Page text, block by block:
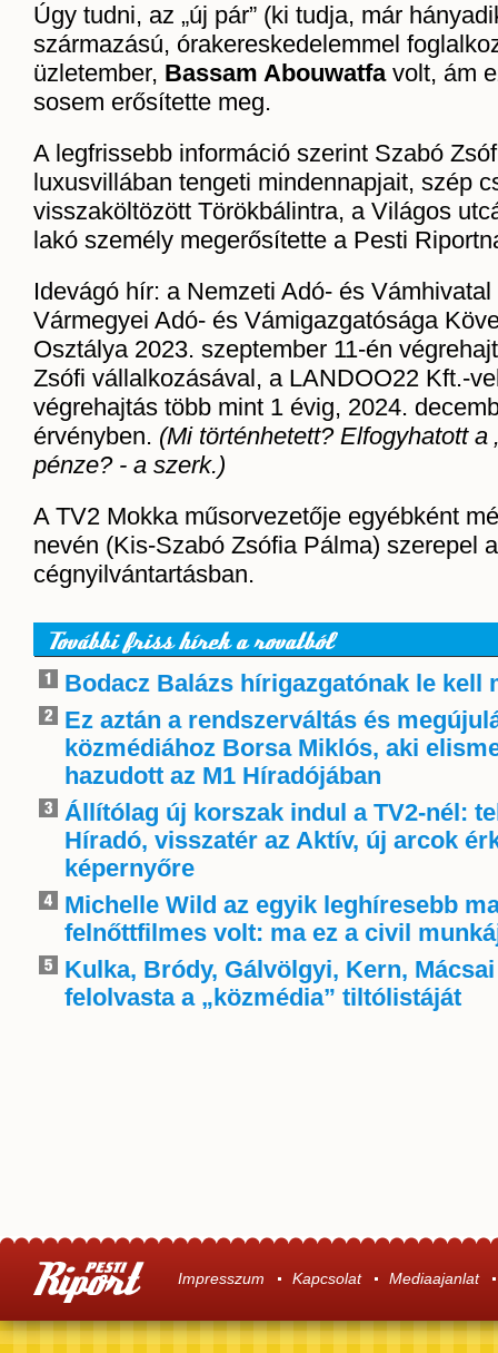
Úgy tudni, az „új pár” (ki tudja, már
származású, órakereskedelemmel
üzletember, Bassam Abouwatfa volt, ám
sosem erősítette meg.
A legfrissebb információ szerint Szabó
luxusvillában tengeti mindennapjait, szép
visszaköltözött Törökbálintra, a Világos
lakó személy megerősítette a Pesti
Idevágó hír: a Nemzeti Adó- és
Vármegyei Adó- és Vámigazgatósága
Osztálya 2023. szeptember 11-én
Zsófi vállalkozásával, a LANDOO22 Kft.-
végrehajtás több mint 1 évig, 2024.
érvényben. (Mi történhetett? Elfogyhatott a
pénze? - a szerk.)
A TV2 Mokka műsorvezetője egyébként
nevén (Kis-Szabó Zsófia Pálma) szerepel
cégnyilvántartásban.
További friss hírek a rovatból
Bodacz Balázs hírigazgatónak le kell
Ez aztán a rendszerváltás és
közmédiához Borsa Miklós, aki
hazudott az M1 Híradójában
Állítólag új korszak indul a TV2-nél:
Híradó, visszatér az Aktív, új arcok
képernyőre
Michelle Wild az egyik leghíresebb
felnőttfilmes volt: ma ez a civil
Kulka, Bródy, Gálvölgyi, Kern,
felolvasta a „közmédia” tiltólistáját
Impresszum Kapcsolat Mediaajanlat